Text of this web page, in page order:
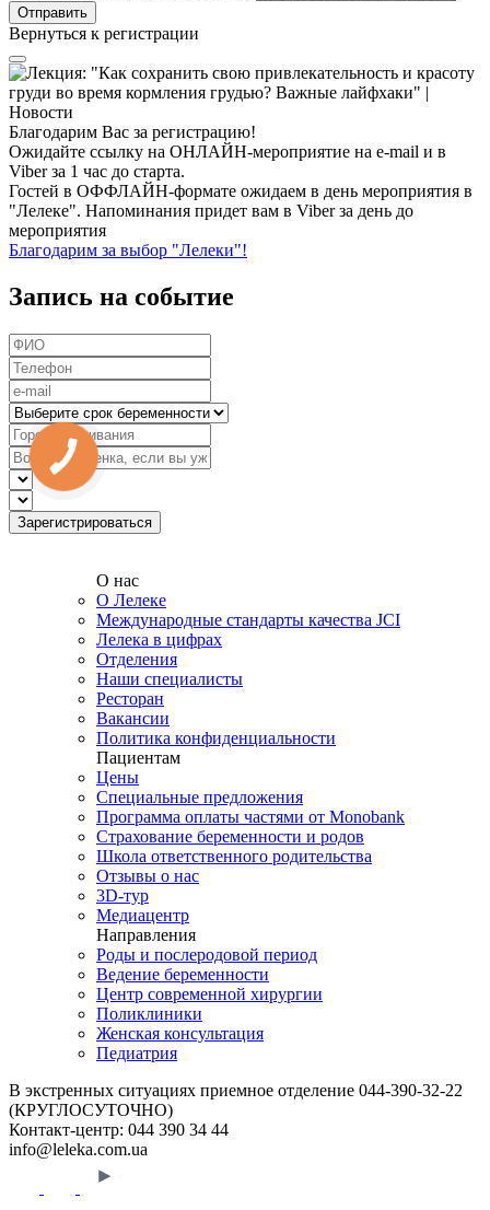
Вернуться к регистрации
Благодарим Вас за регистрацию!
Ожидайте ссылку на ОНЛАЙН-мероприятие на e-mail и в
Viber за 1 час до старта.
Гостей в ОФФЛАЙН-формате ожидаем в день мероприятия в
"Лелеке". Напоминания придет вам в Viber за день до
мероприятия
Благодарим за выбор "Лелеки"!
Запись на событие
О нас
О Лелеке
Международные стандарты качества JCI
Лелека в цифрах
Отделения
Наши специалисты
Ресторан
Вакансии
Политика конфиденциальности
Пациентам
Цены
Специальные предложения
Программа оплаты частями от Monobank
Страхование беременности и родов
Школа ответственного родительства
Отзывы о нас
3D-тур
Медиацентр
Направления
Роды и послеродовой период
Ведение беременности
Центр современной хирургии
Поликлиники
Женская консультация
Педиатрия
В экстренных ситуациях приемное отделение 044-390-32-22
(КРУГЛОСУТОЧНО)
Контакт-центр: 044 390 34 44
info@leleka.com.ua